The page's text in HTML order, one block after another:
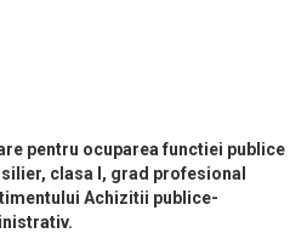
pentru ocuparea functiei publice
clasa I, grad profesional
Achizitii publice-